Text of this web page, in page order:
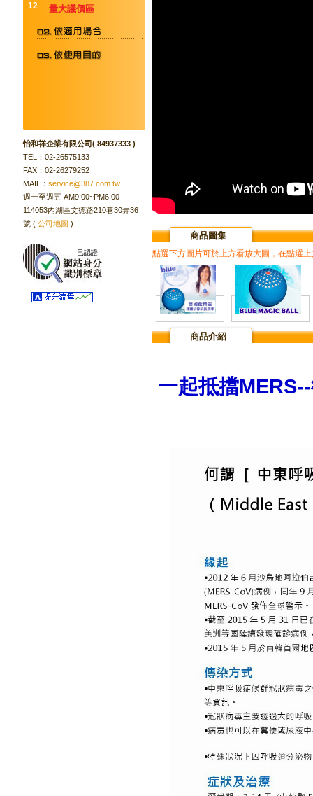
12 量大議價區
怡和祥企業有限公司( 84937333 )
TEL：02-26575133
FAX：02-26279252
MAIL： service@387.com.tw
週一至週五 AM9:00~PM6:00
114053內湖區文德路210巷30弄36
號 ( 公司地圖 )
已認證
商品圖集
點選下方圖片可於上方看放大圖，在點選
商品介紹
一起抵擋